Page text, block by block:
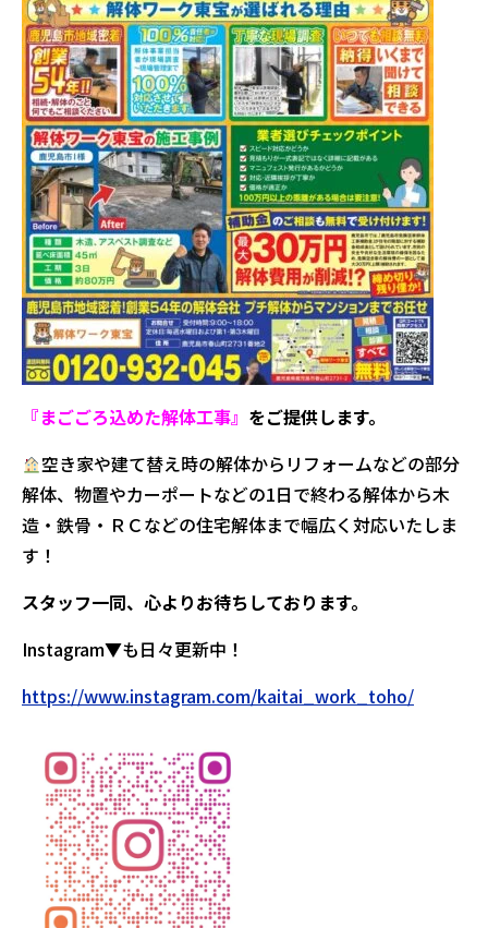
『まごごろ込めた解体工事』 をご提供します。
空き家や建て替え時の解体からリフォームなどの部分
解体、物置やカーポートなどの1日で終わる解体から木
造・鉄骨・ＲＣなどの住宅解体まで幅広く対応いたしま
す！
スタッフ一同、心よりお待ちしております。
Instagram▼も日々更新中！
https://www.instagram.com/kaitai_work_toho/